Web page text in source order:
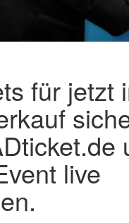
für jetzt
live